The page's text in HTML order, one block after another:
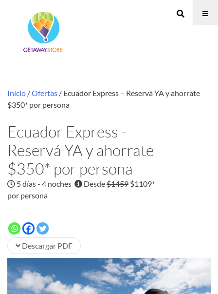
Inicio /Ofertas / Ecuador Express – Reservá YA y ahorrate
$350* por persona
Ecuador Express -
Reservá YA y ahorrate
$350* por persona
5 días - 4 noches Desde$1459 $1109*
por persona
Descargar PDF